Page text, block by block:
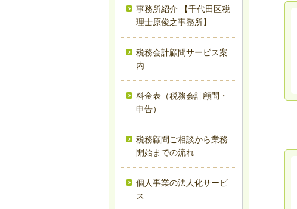
事務所紹介 【千代田区税
理士原俊之事務所】
税務会計顧問サービス案
内
料金表（税務会計顧問・
申告）
税務顧問ご相談から業務
開始までの流れ
個人事業の法人化サービ
ス